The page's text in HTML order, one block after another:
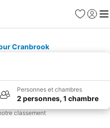
Favoris
Se
Cranbrook
Personnes et chambres
2 personnes, 1 chambre
classement